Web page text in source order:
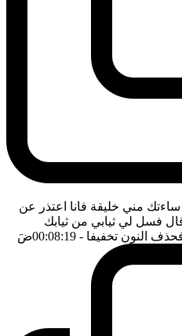
مني خليقة فانا اعتذر عن
قال فسل لي ثيابي من ثيابك
النون تخفيفا - 00:08:19 ضَ